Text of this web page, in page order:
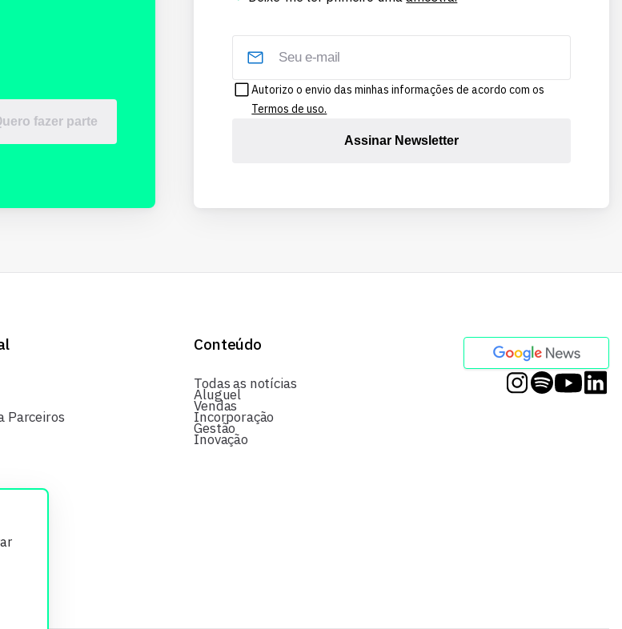
fazer parte
Autorizo o envio das minhas informações de acordo com os
Termos de uso.
Assinar Newsletter
Parceiros
Conteúdo
Todas as notícias
Aluguel
Vendas
Incorporação
Gestão
Inovação